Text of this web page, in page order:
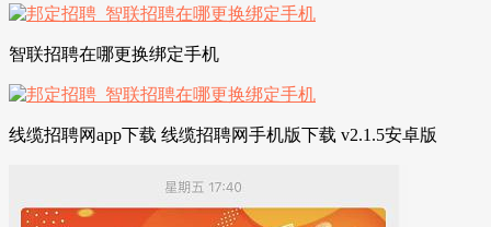
智联招聘在哪更换绑定手机
线缆招聘网app下载 线缆招聘网手机版下载 v2.1.5安卓版